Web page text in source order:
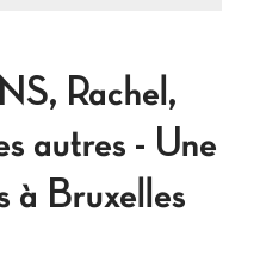
Rachel,
autres - Une
à Bruxelles